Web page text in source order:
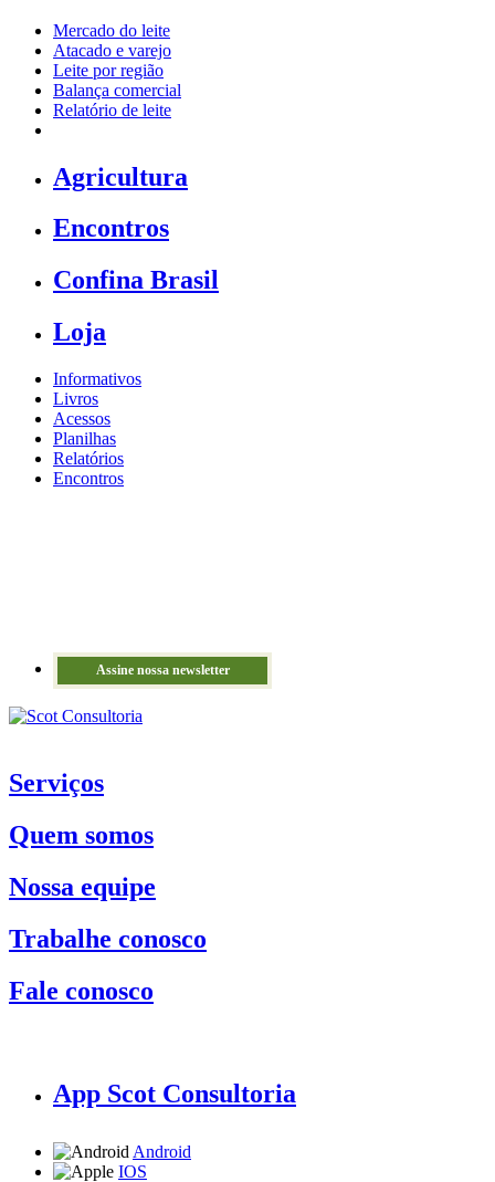
Mercado do leite
Atacado e varejo
Leite por região
Balança comercial
Relatório de leite
Agricultura
Encontros
Confina Brasil
Loja
Informativos
Livros
Acessos
Planilhas
Relatórios
Encontros
Assine nossa newsletter
Serviços
Quem somos
Nossa equipe
Trabalhe conosco
Fale conosco
App Scot Consultoria
Android
IOS